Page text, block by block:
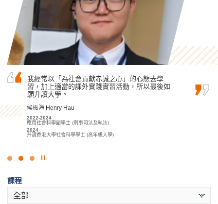
我衷心感謝書院提供了優良的學習環境和高質素
的教育資源。專業的講師們大大提升了我對旅遊
與會展管理學科的理解。
林嘉華 Kevin Lin
2023-2025
旅遊、會展及節目管理高級文憑
2025
升讀香港理工大學酒店及旅遊管理 (榮譽) 理學士組合課程 (會展及體
我經常以「為社會貢獻赤誠之心」的心態去學
習，加上適當的課外實踐實習活動，所以最後如
願升讀大學。
候振海 Henry Hau
2022-2024
應用社會科學副學士 (刑事司法及執法)
2024
升讀香港大學社會科學學士 (高年級入學)
也許你未能在公開試取得滿意的成績入讀心儀的
大學，但千萬不要灰心氣餒，只要找到合適的學
習方法和明確的目標，堅持到底，定能達到理想
麥嘉曦 Mak Ka Hei
2022-2024
社康照顧高級文憑
2024
點
課程
全部